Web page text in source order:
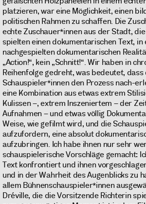
platzieren, war eine Möglichkeit, einen
politischen Rahmen zu schaffen. Die
echte Zuschauer*innen aus der Stadt,
spielten einen dokumentarischen Text, in
nachgespielten dokumentarischen
„Action!“, kein „Schnitt!“. Wir haben in
Reihenfolge gedreht, was bedeutet, dass
Schauspieler*innen den Prozess nach-
eine Kombination aus etwas extrem
Kulissen –, extrem Inszeniertem – der
Aufnahmen – und etwas völlig
Weise, wie gefilmt wird, und die
aufzufordern, eine absolut
aufzubringen. Ich habe ihnen nur sehr
schauspielerische Vorschläge gemacht:
Text konfrontiert und ihnen
und in der Wahrheit des Augenblicks zu
allem Bühnenschauspieler*innen
Dréville, die die Vorsitzende Richterin